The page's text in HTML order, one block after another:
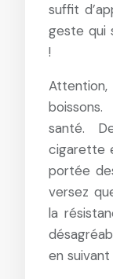
suffit
geste qui
!
santé.
cigarette
portée
versez
la
en suivant